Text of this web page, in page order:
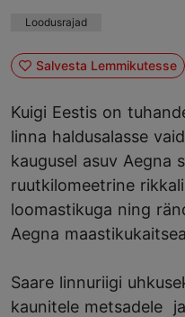
Loodusrajad
Salvesta Lemmikutesse
Kuigi Eestis on
linna haldusalasse
kaugusel asuv Aegna
ruutkilomeetrine
loomastikuga ning
Aegna
Saare linnuriigi
kaunitele metsadele